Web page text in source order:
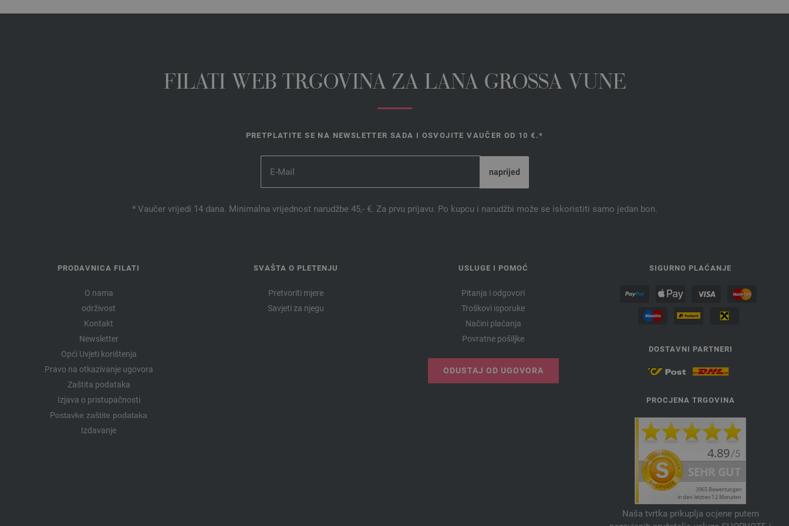
FILATI WEB TRGOVINA ZA LANA GROSSA VUNE
PRETPLATITE SE NA NEWSLETTER SADA I OSVOJITE VAUČER OD 10 €.*
* Vaučer vrijedi 14 dana. Minimalna vrijednost narudžbe 45,- €. Za prvu prijavu. Po kupcu i narudžbi može se iskoristiti samo jedan bon.
PRODAVNICA FILATI
O nama
održivost
Kontakt
Newsletter
Opći Uvjeti korištenja
Pravo na otkazivanje ugovora
Zaštita podataka
Izjava o pristupačnosti
Postavke zaštite podataka
Izdavanje
SVAŠTA O PLETENJU
Pretvoriti mjere
Savjeti za njegu
USLUGE I POMOĆ
Pitanja i odgovori
Troškovi isporuke
Načini plaćanja
Povratne pošiljke
ODUSTAJ OD UGOVORA
SIGURNO PLAĆANJE
DOSTAVNI PARTNERI
PROCJENA TRGOVINA
Naša tvrtka prikuplja ocjene putem